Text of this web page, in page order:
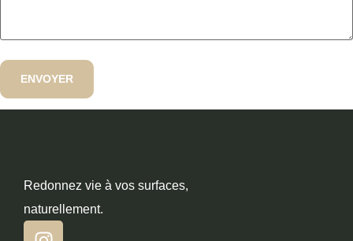
Redonnez vie à vos surfaces,
naturellement.